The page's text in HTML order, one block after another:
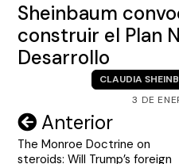
Sheinbaum
construir el Plan
Desarrollo
CLAUDIA
3 DE
Navegación
de
Anterior
The Monroe Doctrine on
steroids: Will Trump’s foreign